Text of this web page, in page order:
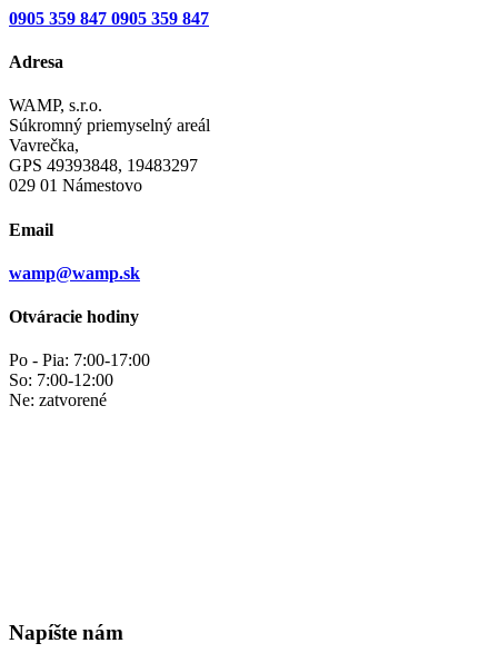
0905 359 847 0905 359 847
Adresa
WAMP, s.r.o.
Súkromný priemyselný areál
Vavrečka,
GPS 49393848, 19483297
029 01 Námestovo
Email
wamp@wamp.sk
Otváracie hodiny
Po - Pia: 7:00-17:00
So: 7:00-12:00
Ne: zatvorené
Napíšte nám